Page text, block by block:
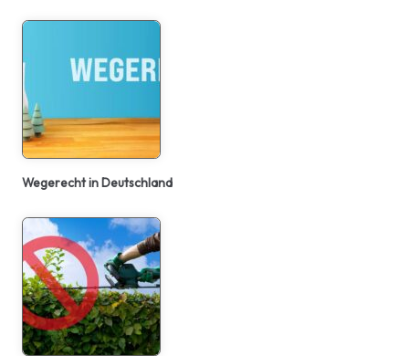
Wegerecht in Deutschland